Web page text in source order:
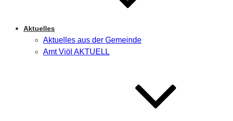
Aktuelles
Aktuelles aus der Gemeinde
Amt Viöl AKTUELL